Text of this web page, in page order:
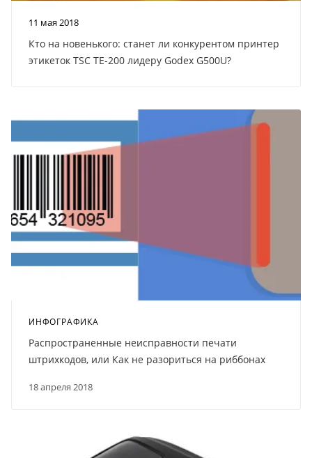
11 мая 2018
Кто на новенького: станет ли конкурентом принтер
этикеток TSC TE-200 лидеру Godex G500U?
ИНФОГРАФИКА
18 апреля 2018
Распространенные неисправности печати
штрихкодов, или Как не разориться на риббонах